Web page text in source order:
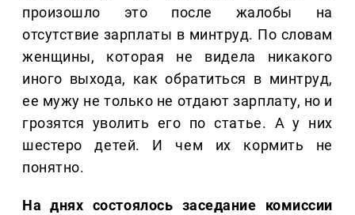
произошло это после жалобы на
отсутствие зарплаты в минтруд. По словам
женщины, которая не видела никакого
иного выхода, как обратиться в минтруд,
ее мужу не только не отдают зарплату, но и
грозятся уволить его по статье. А у них
шестеро детей. И чем их кормить не
понятно.
На днях состоялось заседание комиссии